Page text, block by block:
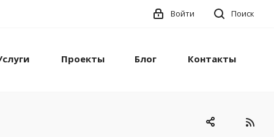
Поиск
Войти
Проекты Блог Контакты